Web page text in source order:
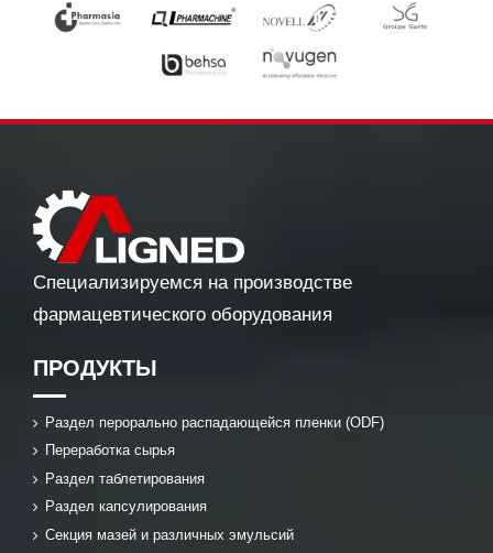
Специализируемся на производстве
фармацевтического оборудования
ПРОДУКТЫ
Раздел перорально распадающейся пленки (ODF)
Переработка сырья
Раздел таблетирования
Раздел капсулирования
Секция мазей и различных эмульсий